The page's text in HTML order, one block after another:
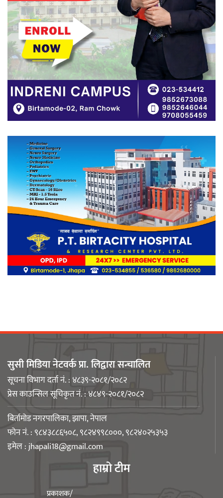
अडान झापाको २१औँ स्थापना दिवसमा
पेशागत गुणस्तर र बदलिँदो भूमिकामाथि
अन्तरक्रिया
आगलागीबाट प्रभावित शेयर सदस्यलाई
लिङ्कन मन्टेश्वरीमा खिर दिवस मनाइयो
बिर्तामोडका वैज्ञानिक डा. मिशाल पोखरेल
जर्मनीको बायोमेडमा आबद्ध
नेपाली युवा उद्यमी मञ्च झापाको अध्यक्षमा
बिर्तामोड स्मार्ट लेडीद्धारा सामुदायिक
कुकुरलाई खानासहित स्वैच्छिक आँखादान
अभियान शुरु
युवा संघ झापाको अध्यक्षमा बिशन लिम्बू
सुसी मिडिया नेटवर्क प्रा. लिद्वारा सन्चालित
सूचना विभाग दर्ता नं. : ४८३९-२०८१/२०८२
प्रेस काउन्सिल सूचिकृत नं. : ४८४९-२०८१/२०८२
बिर्तामोड नगरपालिका, झापा, नेपाल
फोन नं. : ९८४३८८६५०८, ९८२४९९८०००, ९८२४०२५३५३
इमेल :jhapali18@gmail.com
हाम्रो टीम
प्रकाशक/